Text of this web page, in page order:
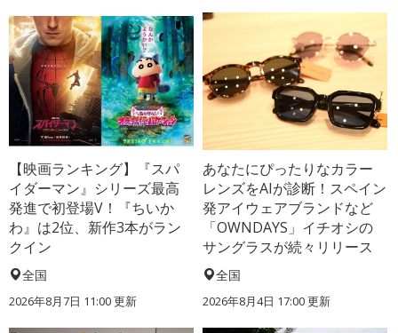
【映画ランキング】『スパ
イダーマン』シリーズ最高
発進で初登場V！『ちいか
わ』は2位、新作3本がラン
クイン
全国
2026年8月7日 11:00更新
あなたにぴったりなカラー
レンズをAIが診断！スペイン
発アイウェアブランドなど
「OWNDAYS」イチオシの
サングラスが続々リリース
全国
2026年8月4日 17:00更新